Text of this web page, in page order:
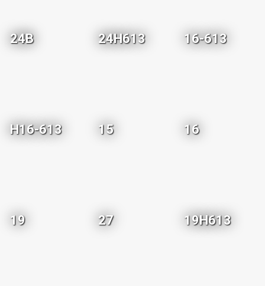
24B 24H613 16-613
H16-613 15 16
19 27 19H613